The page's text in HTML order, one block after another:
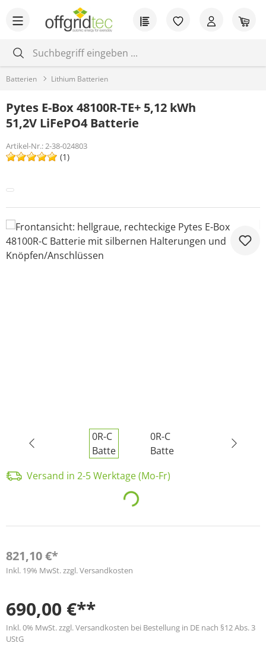
Zum Hauptinhalt springen Du hast 0
Batterien Lithium Batterien
Pytes E-Box 48100R-TE+ 5,12 kWh
51,2V LiFePO4 Batterie
Artikel-Nr.:2-38-024803
(1)
Bildergalerie überspringen
Versand in 2-5 Werktage (Mo-Fr)
Loading...
821,10 €*
Inkl. 19% MwSt. zzgl. Versandkosten
690,00 €**
Inkl. 0% MwSt. zzgl. Versandkosten bei Bestellung in DE nach §12 Abs. 3
UStG